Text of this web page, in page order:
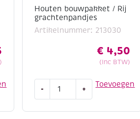
Houten bouwpakket / Rij
grachtenpandjes
Artikelnummer: 213030
€ 4,50
(Inc BTW)
Toevoegen
-
bouwpakket
+